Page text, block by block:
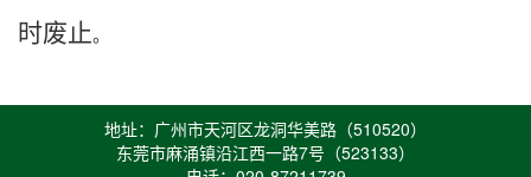
时废止。
地址：广州市天河区龙洞华美路（510520）
东莞市麻涌镇沿江西一路7号（523133）